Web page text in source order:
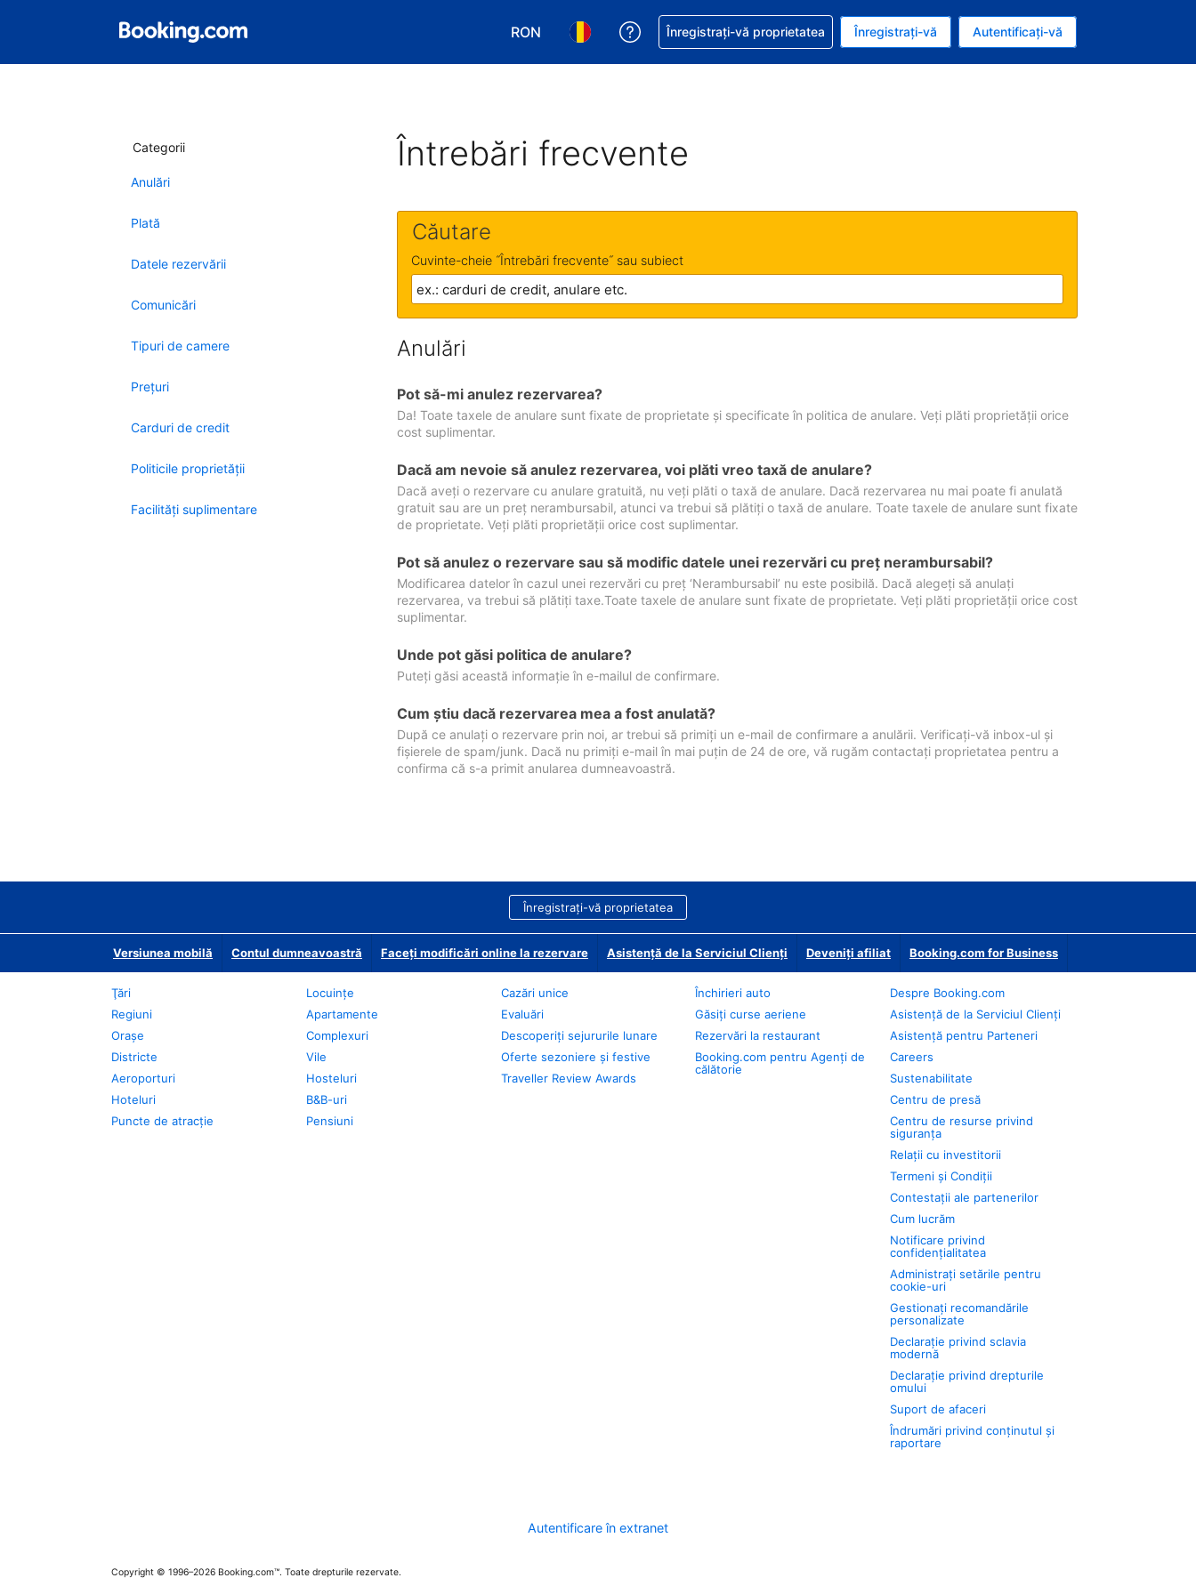
RON
Alegeţi moneda. Moneda actuală este Leu nou românesc
Alegeți limba. Limba actuală este Română
Primiți asistență cu privire la rezervarea dvs.
Înregistrați-vă proprietatea Înregistrați-vă Autentificați-vă
Categorii
Anulări
Plată
Datele rezervării
Comunicări
Tipuri de camere
Preţuri
Carduri de credit
Politicile proprietății
Facilităţi suplimentare
Întrebări frecvente
Căutare
Cuvinte-cheie ˝Întrebări frecvente˝ sau subiect
Anulări
Pot să-mi anulez rezervarea?
Da! Toate taxele de anulare sunt fixate de proprietate și specificate în politica de anulare. Veți plăti proprietății orice
cost suplimentar.
Dacă am nevoie să anulez rezervarea, voi plăti vreo taxă de anulare?
Dacă aveți o rezervare cu anulare gratuită, nu veți plăti o taxă de anulare. Dacă rezervarea nu mai poate fi anulată
gratuit sau are un preț nerambursabil, atunci va trebui să plătiți o taxă de anulare. Toate taxele de anulare sunt fixate
de proprietate. Veți plăti proprietății orice cost suplimentar.
Pot să anulez o rezervare sau să modific datele unei rezervări cu preţ nerambursabil?
Modificarea datelor în cazul unei rezervări cu preț ‘Nerambursabil’ nu este posibilă. Dacă alegeți să anulați
rezervarea, va trebui să plătiți taxe.Toate taxele de anulare sunt fixate de proprietate. Veți plăti proprietății orice cost
suplimentar.
Unde pot găsi politica de anulare?
Puteți găsi această informație în e-mailul de confirmare.
Cum ştiu dacă rezervarea mea a fost anulată?
După ce anulați o rezervare prin noi, ar trebui să primiți un e-mail de confirmare a anulării. Verificați-vă inbox-ul și
fișierele de spam/junk. Dacă nu primiți e-mail în mai puțin de 24 de ore, vă rugăm contactați proprietatea pentru a
confirma că s-a primit anularea dumneavoastră.
Înregistrați-vă proprietatea
Versiunea mobilă Contul dumneavoastră Faceți modificări online la rezervare Asistență de la Serviciul Clienți Deveniţi afiliat Booking.com for Business
Ţări
Regiuni
Oraşe
Districte
Aeroporturi
Hoteluri
Puncte de atracţie
Locuințe
Apartamente
Complexuri
Vile
Hosteluri
B&B-uri
Pensiuni
Cazări unice
Evaluări
Descoperiți sejururile lunare
Oferte sezoniere și festive
Traveller Review Awards
Închirieri auto
Găsiți curse aeriene
Rezervări la restaurant
Booking.com pentru Agenți de
călătorie
Despre Booking.com
Asistență de la Serviciul Clienți
Asistență pentru Parteneri
Careers
Sustenabilitate
Centru de presă
Centru de resurse privind
siguranța
Relații cu investitorii
Termeni și Condiții
Contestații ale partenerilor
Cum lucrăm
Notificare privind
confidențialitatea
Administrați setările pentru
cookie-uri
Gestionați recomandările
personalizate
Declarație privind sclavia
modernă
Declarație privind drepturile
omului
Suport de afaceri
Îndrumări privind conținutul și
raportare
Autentificare în extranet
Copyright © 1996–2026 Booking.com™. Toate drepturile rezervate.